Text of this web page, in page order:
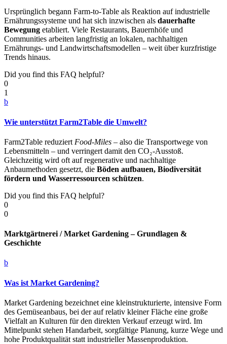
Ursprünglich begann Farm-to-Table als Reaktion auf industrielle
Ernährungssysteme und hat sich inzwischen als dauerhafte
Bewegung etabliert. Viele Restaurants, Bauernhöfe und
Communities arbeiten langfristig an lokalen, nachhaltigen
Ernährungs- und Landwirtschaftsmodellen – weit über kurzfristige
Trends hinaus.
Did you find this FAQ helpful?
0
1
b
Wie unterstützt Farm2Table die Umwelt?
Farm2Table reduziert Food-Miles – also die Transportwege von
Lebensmitteln – und verringert damit den CO₂-Ausstoß.
Gleichzeitig wird oft auf regenerative und nachhaltige
Anbaumethoden gesetzt, die Böden aufbauen, Biodiversität
fördern und Wasserressourcen schützen.
Did you find this FAQ helpful?
0
0
Marktgärtnerei / Market Gardening – Grundlagen &
Geschichte
b
Was ist Market Gardening?
Market Gardening bezeichnet eine kleinstrukturierte, intensive Form
des Gemüseanbaus, bei der auf relativ kleiner Fläche eine große
Vielfalt an Kulturen für den direkten Verkauf erzeugt wird. Im
Mittelpunkt stehen Handarbeit, sorgfältige Planung, kurze Wege und
hohe Produktqualität statt industrieller Massenproduktion.